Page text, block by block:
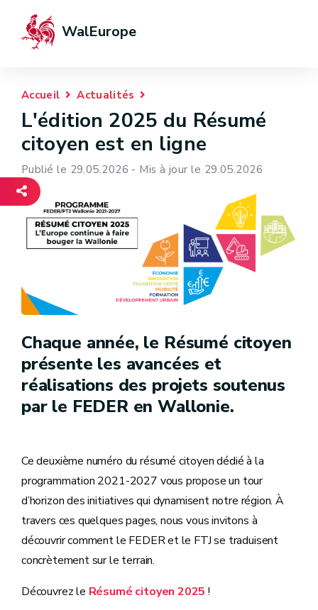
WalEurope
Accueil Actualités
L'édition 2025 du Résumé
citoyen est en ligne
Publié le 29.05.2026 - Mis à jour le 29.05.2026
Chaque année, le Résumé citoyen
présente les avancées et
réalisations des projets soutenus
par le FEDER en Wallonie.
Ce deuxième numéro du résumé citoyen dédié à la
programmation 2021-2027 vous propose un tour
d’horizon des initiatives qui dynamisent notre région. À
travers ces quelques pages, nous vous invitons à
découvrir comment le FEDER et le FTJ se traduisent
concrètement sur le terrain.
Découvrez le Résumé citoyen 2025 !